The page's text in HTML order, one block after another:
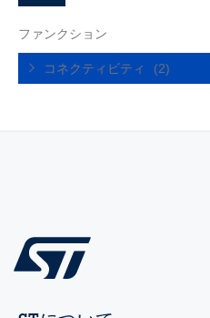
ファンクション
コネクティビティ (2)